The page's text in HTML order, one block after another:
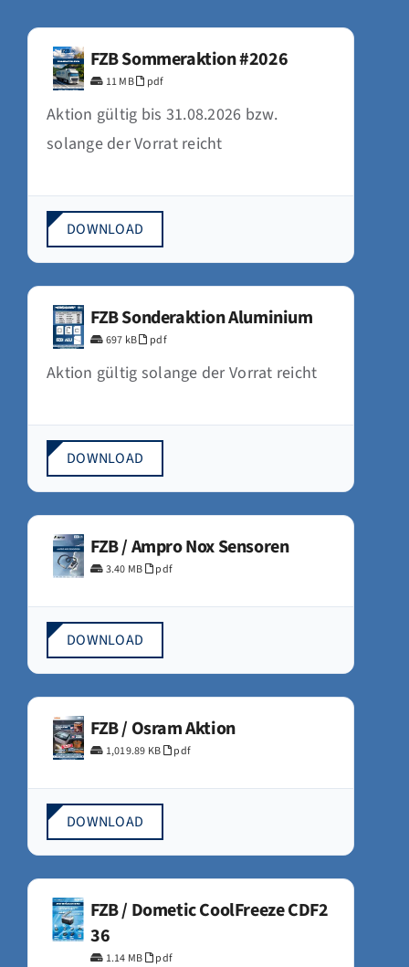
FZB Sommeraktion #2026
11 MB pdf
Aktion gültig bis 31.08.2026 bzw.
solange der Vorrat reicht
DOWNLOAD
FZB Sonderaktion Aluminium
697 kB pdf
Aktion gültig solange der Vorrat reicht
DOWNLOAD
FZB / Ampro Nox Sensoren
3.40 MB pdf
DOWNLOAD
FZB / Osram Aktion
1,019.89 KB pdf
DOWNLOAD
FZB / Dometic CoolFreeze CDF2
36
1.14 MB pdf